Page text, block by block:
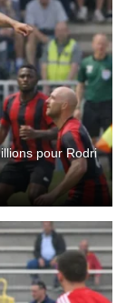
pour Rodri